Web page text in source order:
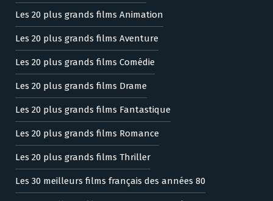
Les 20 plus grands films Animation
Les 20 plus grands films Aventure
Les 20 plus grands films Comédie
Les 20 plus grands films Drame
Les 20 plus grands films Fantastique
Les 20 plus grands films Romance
Les 20 plus grands films Thriller
Les 30 meilleurs films français des années 80